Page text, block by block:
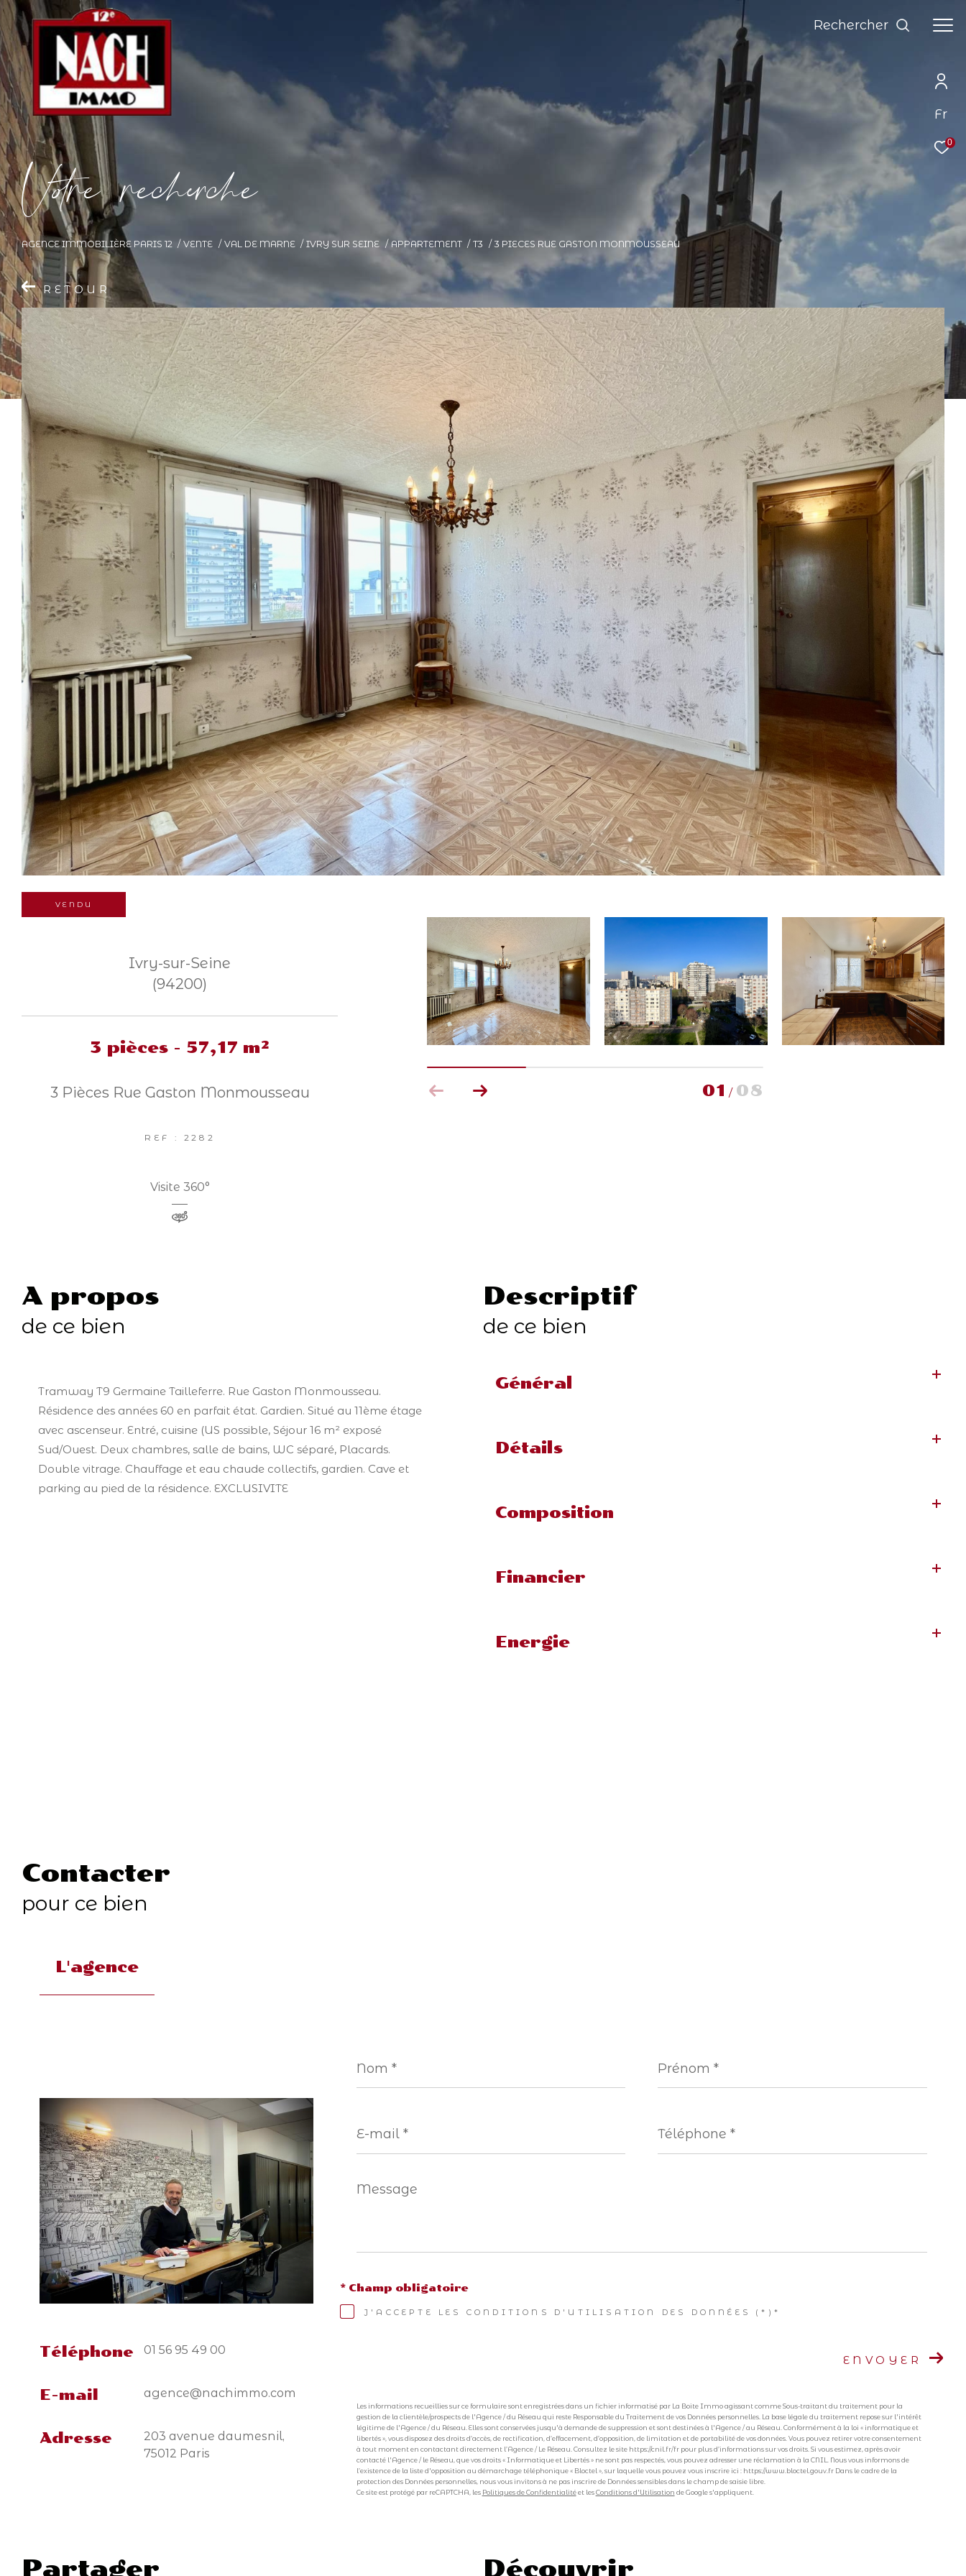
Fr
0
Rechercher
Vore recece
AGENCE IMMOBILIÈRE PARIS 12 VENTE VAL DE MARNE IVRY SUR SEINE APPARTEMENT T3 3 PIECES RUE GASTON MONMOUSSEAU
RETOUR
VENDU
01 / 08
Ivry-sur-Seine
(94200)
3 pièces - 57,17 m²
3 Pièces Rue Gaston Monmousseau
REF : 2282
Visite 360°
a propos
de ce bien
Tramway T9 Germaine Tailleferre. Rue Gaston Monmousseau.
Résidence des années 60 en parfait état. Gardien. Situé au 11ème étage
avec ascenseur. Entré, cuisine (US possible, Séjour 16 m² exposé
Sud/Ouest. Deux chambres, salle de bains, WC séparé, Placards.
Double vitrage. Chauffage et eau chaude collectifs, gardien. Cave et
parking au pied de la résidence. EXCLUSIVITE
descriptif
de ce bien
Général
Détails
Composition
Financier
Energie
Contacter
pour ce bien
L'agence
Téléphone 01 56 95 49 00
E-mail agence@nachimmo.com
Adresse
203 avenue daumesnil,
75012 Paris
*
*
mail
*
*
Message
J'ACCEPTE LES CONDITIONS D'UTILISATION DES DONNÉES (*)*
* Champ obligatoire
ENVOYER
Les informations recueillies sur ce formulaire sont enregistrées dans un fichier informatisé par La Boite Immo agissant comme Sous-traitant du traitement pour la
gestion de la clientèle/prospects de l'Agence / du Réseau qui reste Responsable du Traitement de vos Données personnelles. La base légale du traitement repose sur l'intérêt
légitime de l'Agence / du Réseau. Elles sont conservées jusqu'à demande de suppression et sont destinées à l'Agence / au Réseau. Conformément à la loi « informatique et
libertés », vous disposez des droits d’accès, de rectification, d’effacement, d’opposition, de limitation et de portabilité de vos données. Vous pouvez retirer votre consentement
à tout moment en contactant directement l’Agence / Le Réseau. Consultez le site https://cnil.fr/fr pour plus d’informations sur vos droits. Si vous estimez, après avoir
contacté l'Agence / le Réseau, que vos droits « Informatique et Libertés » ne sont pas respectés, vous pouvez adresser une réclamation à la CNIL. Nous vous informons de
l’existence de la liste d'opposition au démarchage téléphonique « Bloctel », sur laquelle vous pouvez vous inscrire ici : https://www.bloctel.gouv.fr Dans le cadre de la
protection des Données personnelles, nous vous invitons à ne pas inscrire de Données sensibles dans le champ de saisie libre.
Ce site est protégé par reCAPTCHA, les Politiques de Confidentialitéet lesConditions d'Utilisation de Google s'appliquent.
partager découvrir